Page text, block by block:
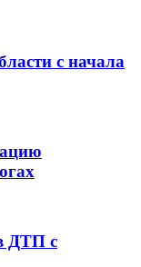
с начала
ДТП с